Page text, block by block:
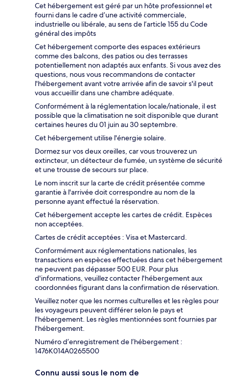
Cet hébergement est géré par un hôte professionnel et
fourni dans le cadre d’une activité commerciale,
industrielle ou libérale, au sens de l’article 155 du Code
général des impôts
Cet hébergement comporte des espaces extérieurs
comme des balcons, des patios ou des terrasses
potentiellement non adaptés aux enfants. Si vous avez des
questions, nous vous recommandons de contacter
l'hébergement avant votre arrivée afin de savoir s'il peut
vous accueillir dans une chambre adéquate.
Conformément à la réglementation locale/nationale, il est
possible que la climatisation ne soit disponible que durant
certaines heures du 01 juin au 30 septembre.
Cet hébergement utilise l'énergie solaire.
Dormez sur vos deux oreilles, car vous trouverez un
extincteur, un détecteur de fumée, un système de sécurité
et une trousse de secours sur place.
Le nom inscrit sur la carte de crédit présentée comme
garantie à l'arrivée doit correspondre au nom de la
personne ayant effectué la réservation.
Cet hébergement accepte les cartes de crédit. Espèces
non acceptées.
Cartes de crédit acceptées : Visa et Mastercard.
Conformément aux réglementations nationales, les
transactions en espèces effectuées dans cet hébergement
ne peuvent pas dépasser 500 EUR. Pour plus
d'informations, veuillez contacter l'hébergement aux
coordonnées figurant dans la confirmation de réservation.
Veuillez noter que les normes culturelles et les règles pour
les voyageurs peuvent différer selon le pays et
l'hébergement. Les règles mentionnées sont fournies par
l'hébergement.
Numéro d’enregistrement de l’hébergement :
1476K014A0265500
Connu aussi sous le nom de